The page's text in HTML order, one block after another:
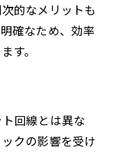
的なメリットも
確なため、効率
す。
回線とは異な
クの影響を受け